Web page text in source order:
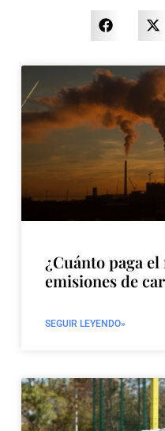
¿Cuánto paga
emisiones de
SEGUIR LEYENDO»